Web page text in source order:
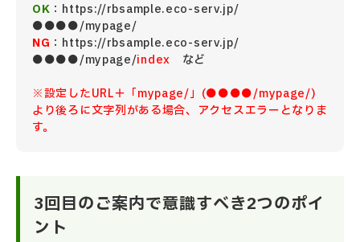
OK ：https://rbsample.eco-serv.jp/
●●●●/mypage/
NG ：https://rbsample.eco-serv.jp/
●●●●/mypage/index など
※設定したURL＋「mypage/」(●●●●/mypage/)
より後ろに文字列がある場合、アクセスエラーとなりま
す。
3回目のご案内で意識すべき2つのポイ
ント